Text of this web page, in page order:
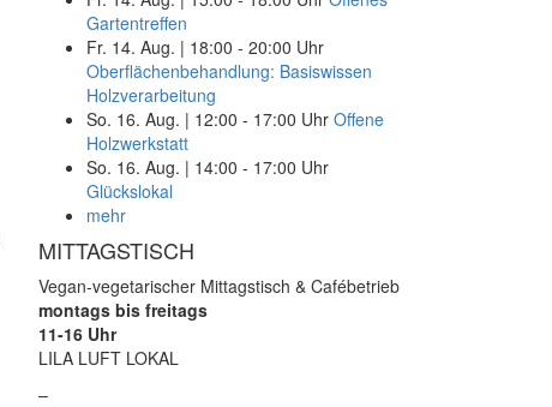
Gartentreffen
Fr. 14. Aug. | 18:00 - 20:00 Uhr
Oberflächenbehandlung: Basiswissen
Holzverarbeitung
So. 16. Aug. | 12:00 - 17:00 Uhr Offene
Holzwerkstatt
So. 16. Aug. | 14:00 - 17:00 Uhr
Glückslokal
mehr
MITTAGSTISCH
Vegan-vegetarischer Mittagstisch & Cafébetrieb
montags bis freitags
11-16 Uhr
LILA LUFT LOKAL
–